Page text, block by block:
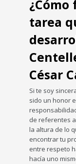
tarea
César
Si te soy
sido un honor
de referentes
la altura de lo
encontrar tu
entre respeto
hacía uno